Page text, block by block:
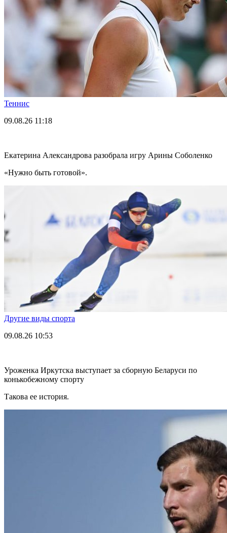
Теннис
09.08.26 11:18
Екатерина Александрова разобрала игру Арины Соболенко
«Нужно быть готовой».
Другие виды спорта
09.08.26 10:53
Уроженка Иркутска выступает за сборную Беларуси по
конькобежному спорту
Такова ее история.